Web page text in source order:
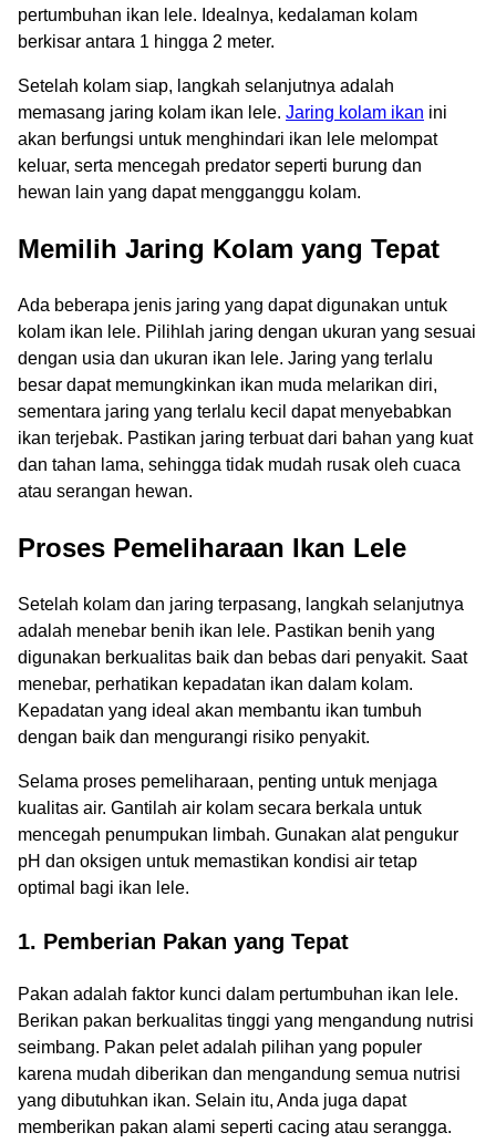
pertumbuhan ikan lele. Idealnya, kedalaman kolam
berkisar antara 1 hingga 2 meter.
Setelah kolam siap, langkah selanjutnya adalah
memasang jaring kolam ikan lele. Jaring kolam ikan ini
akan berfungsi untuk menghindari ikan lele melompat
keluar, serta mencegah predator seperti burung dan
hewan lain yang dapat mengganggu kolam.
Memilih Jaring Kolam yang Tepat
Ada beberapa jenis jaring yang dapat digunakan untuk
kolam ikan lele. Pilihlah jaring dengan ukuran yang sesuai
dengan usia dan ukuran ikan lele. Jaring yang terlalu
besar dapat memungkinkan ikan muda melarikan diri,
sementara jaring yang terlalu kecil dapat menyebabkan
ikan terjebak. Pastikan jaring terbuat dari bahan yang kuat
dan tahan lama, sehingga tidak mudah rusak oleh cuaca
atau serangan hewan.
Proses Pemeliharaan Ikan Lele
Setelah kolam dan jaring terpasang, langkah selanjutnya
adalah menebar benih ikan lele. Pastikan benih yang
digunakan berkualitas baik dan bebas dari penyakit. Saat
menebar, perhatikan kepadatan ikan dalam kolam.
Kepadatan yang ideal akan membantu ikan tumbuh
dengan baik dan mengurangi risiko penyakit.
Selama proses pemeliharaan, penting untuk menjaga
kualitas air. Gantilah air kolam secara berkala untuk
mencegah penumpukan limbah. Gunakan alat pengukur
pH dan oksigen untuk memastikan kondisi air tetap
optimal bagi ikan lele.
1. Pemberian Pakan yang Tepat
Pakan adalah faktor kunci dalam pertumbuhan ikan lele.
Berikan pakan berkualitas tinggi yang mengandung nutrisi
seimbang. Pakan pelet adalah pilihan yang populer
karena mudah diberikan dan mengandung semua nutrisi
yang dibutuhkan ikan. Selain itu, Anda juga dapat
memberikan pakan alami seperti cacing atau serangga.